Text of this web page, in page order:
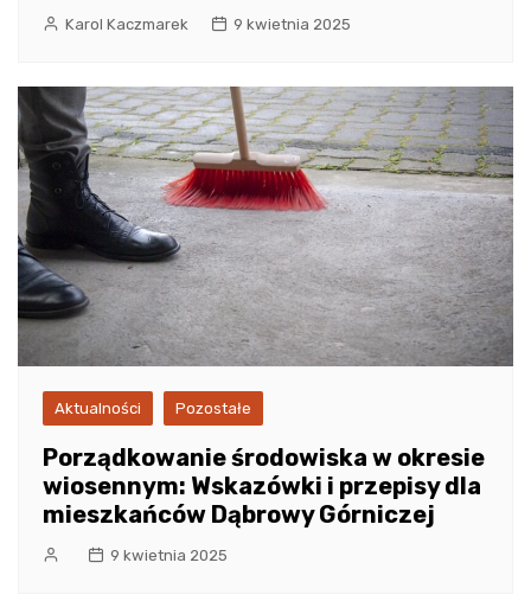
Karol Kaczmarek 9 kwietnia 2025
Aktualności Pozostałe
Porządkowanie środowiska w okresie
wiosennym: Wskazówki i przepisy dla
mieszkańców Dąbrowy Górniczej
9 kwietnia 2025